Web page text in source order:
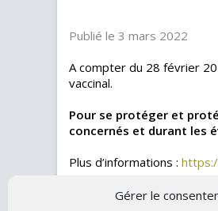
Gérer le
Publié le 3 mars 2022
A compter du 28 février
vaccinal.
Pour se protéger et
concernés et durant les
Plus d’informations :